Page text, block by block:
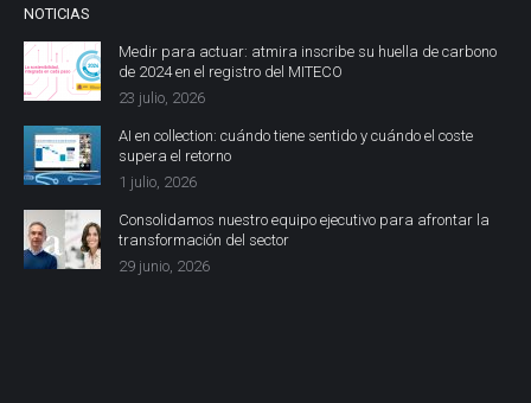
NOTICIAS
Medir para actuar: atmira inscribe su huella de carbono
de 2024 en el registro del MITECO
23 julio, 2026
AI en collection: cuándo tiene sentido y cuándo el coste
supera el retorno
1 julio, 2026
Consolidamos nuestro equipo ejecutivo para afrontar la
transformación del sector
29 junio, 2026